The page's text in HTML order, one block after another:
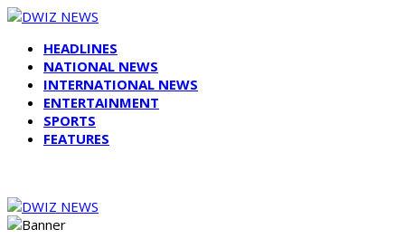
HEADLINES
NATIONAL NEWS
INTERNATIONAL NEWS
ENTERTAINMENT
SPORTS
FEATURES